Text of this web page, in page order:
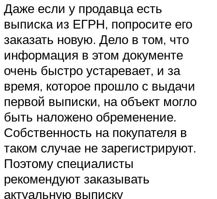
Даже если у продавца есть
выписка из ЕГРН, попросите его
заказать новую. Дело в том, что
информация в этом документе
очень быстро устаревает, и за
время, которое прошло с выдачи
первой выписки, на объект могло
быть наложено обременение.
Собственность на покупателя в
таком случае не зарегистрируют.
Поэтому специалисты
рекомендуют заказывать
актуальную выписку